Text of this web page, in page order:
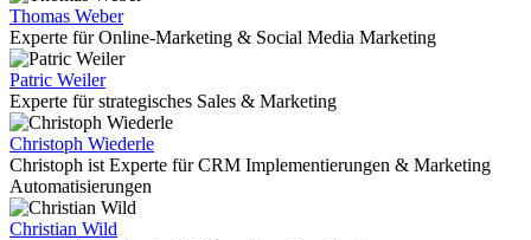
Thomas Weber
Experte für Online-Marketing & Social Media Marketing
Patric Weiler
Experte für strategisches Sales & Marketing
Christoph Wiederle
Christoph ist Experte für CRM Implementierungen & Marketing
Automatisierungen
Christian Wild